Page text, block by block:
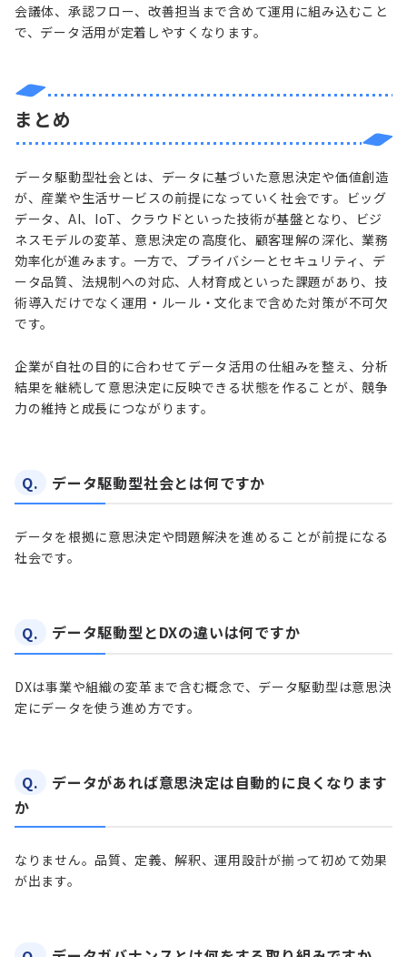
会議体、承認フロー、改善担当まで含めて運用に組み込むこと
で、データ活用が定着しやすくなります。
まとめ
データ駆動型社会とは、データに基づいた意思決定や価値創造
が、産業や生活サービスの前提になっていく社会です。ビッグ
データ、AI、IoT、クラウドといった技術が基盤となり、ビジ
ネスモデルの変革、意思決定の高度化、顧客理解の深化、業務
効率化が進みます。一方で、プライバシーとセキュリティ、デ
ータ品質、法規制への対応、人材育成といった課題があり、技
術導入だけでなく運用・ルール・文化まで含めた対策が不可欠
です。
企業が自社の目的に合わせてデータ活用の仕組みを整え、分析
結果を継続して意思決定に反映できる状態を作ることが、競争
力の維持と成長につながります。
Q. データ駆動型社会とは何ですか
データを根拠に意思決定や問題解決を進めることが前提になる
社会です。
Q. データ駆動型とDXの違いは何ですか
DXは事業や組織の変革まで含む概念で、データ駆動型は意思決
定にデータを使う進め方です。
Q.
データがあれば意思決定は自動的に良くなります
か
なりません。品質、定義、解釈、運用設計が揃って初めて効果
が出ます。